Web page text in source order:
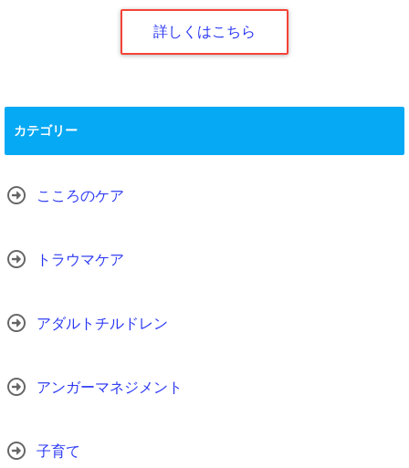
詳しくはこちら
カテゴリー
こころのケア
トラウマケア
アダルトチルドレン
アンガーマネジメント
子育て